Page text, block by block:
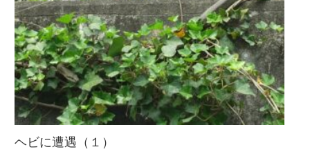
ヘビに遭遇（１）